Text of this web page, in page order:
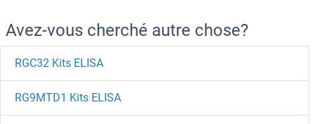
Avez-vous cherché autre chose?
RGC32 Kits ELISA
RG9MTD1 Kits ELISA